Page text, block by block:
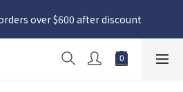
定；如想在 8 月 11 日至 8 月 15 日收
於 8 月 10 日前落單
over $600 after discount
定；如想在 8 月 11 日至 8 月 15 日收
必於 8 月 10 日前落單